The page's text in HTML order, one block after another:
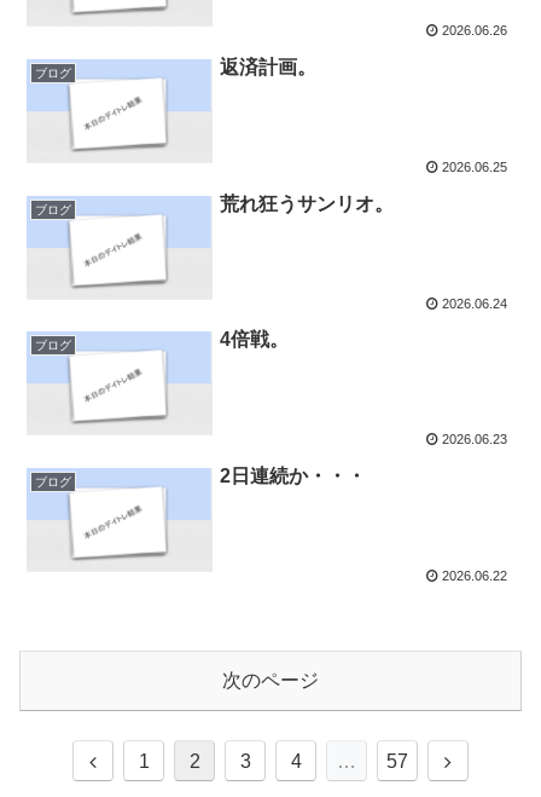
2026.06.26
ブログ 返済計画。
2026.06.25
ブログ 荒れ狂うサンリオ。
2026.06.24
ブログ 4倍戦。
2026.06.23
ブログ 2日連続か・・・
2026.06.22
次のページ
前
1 2 3 4 … 57
次